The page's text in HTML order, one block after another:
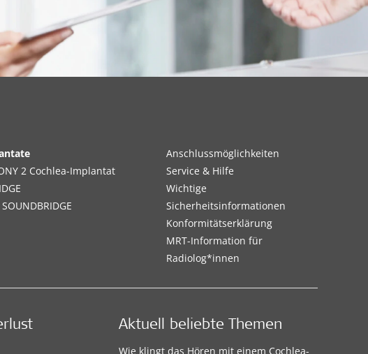
2 Cochlea-Implantat
Anschlussmöglichkeiten
Service & Hilfe
Wichtige
Sicherheitsinformationen
Konformitätserklärung
MRT-Information für
Radiolog*innen
Aktuell beliebte Themen
Wie klingt das Hören mit einem Cochlea-